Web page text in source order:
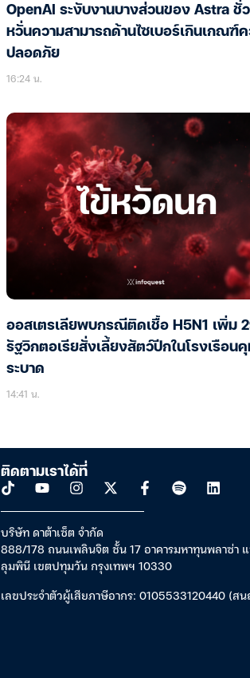
OpenAI ระงับงานบางส่วนของ Astra ชั่
หวั่นความสามารถด้านไซเบอร์เกินเกณฑ์ค
ปลอดภัย
16:24 น.
ออสเตรเลียพบกรณีติดเชื้อ H5N1 เพิ่ม
รัฐวิกตอเรียสั่งเลี้ยงสัตว์ปีกในโรงเรือนคุ
ระบาด
14:41 น.
ติดตามเราได้ที่
บริษัท ดาต้าเซ็ต จำกัด
888/178 ถนนเพลินจิต ชั้น 17 อาคารมหาทุนพลาซ่า
ลุมพินี เขตปทุมวัน กรุงเทพฯ 10330
เลขประจำตัวผู้เสียภาษีอากร: 0105533120440 (ส